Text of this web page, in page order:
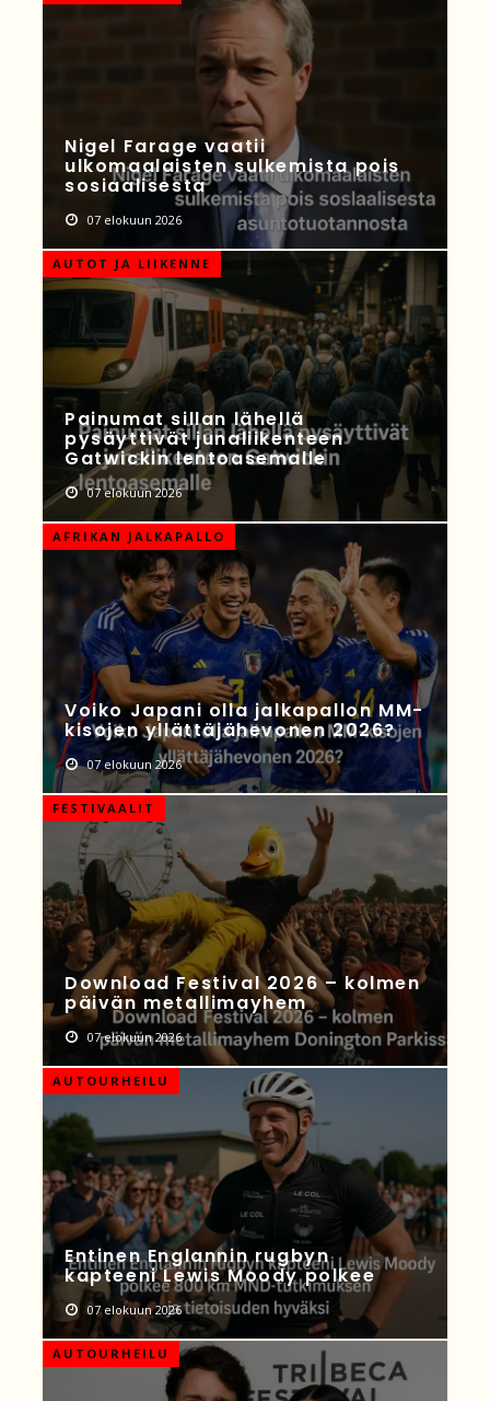
Nigel Farage vaatii
ulkomaalaisten sulkemista pois
sosiaalisesta
07 elokuun 2026
AUTOT JA LIIKENNE
Painumat sillan lähellä
pysäyttivät junaliikenteen
Gatwickin lentoasemalle
07 elokuun 2026
AFRIKAN JALKAPALLO
Voiko Japani olla jalkapallon MM-
kisojen yllättäjähevonen 2026?
07 elokuun 2026
FESTIVAALIT
Download Festival 2026 – kolmen
päivän metallimayhem
07 elokuun 2026
AUTOURHEILU
Entinen Englannin rugbyn
kapteeni Lewis Moody polkee
07 elokuun 2026
AUTOURHEILU